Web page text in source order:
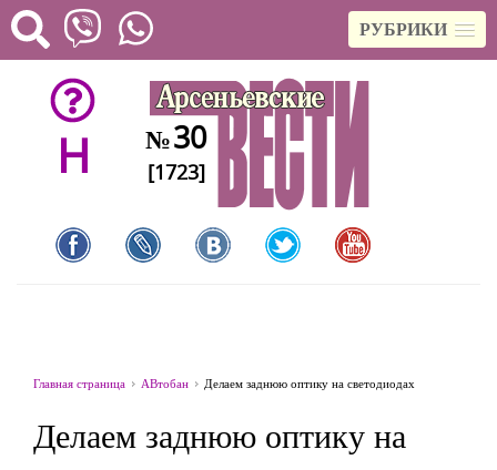
РУБРИКИ
H №30
[1723]
Главная страница АВтобан Делаем заднюю оптику на светодиодах
Делаем заднюю оптику на